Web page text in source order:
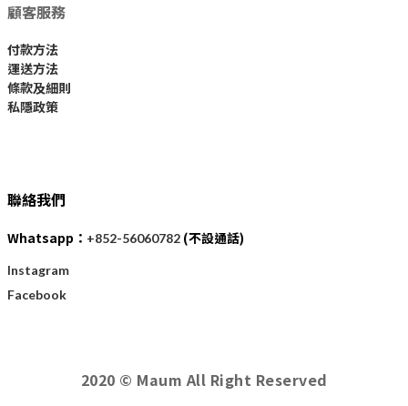
顧客服務
付款方法
運送方法
條款及細則
私隱政策
聯絡我們
Whatsapp： +852-56060782 (不設通話)
Instagram
Facebook
2020 © Maum All Right Reserved